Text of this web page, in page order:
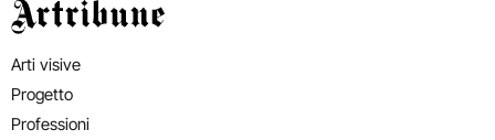
Artribune
Arti visive
Progetto
Professioni